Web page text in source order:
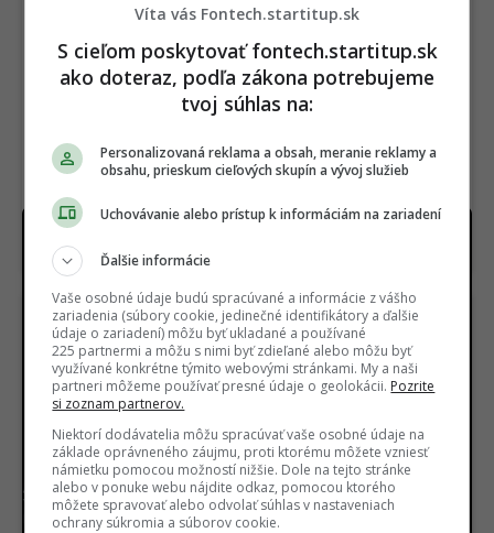
Na Netflix dorazila geniálna novinka aj s
dabingom. Má aj slovenský rukopis
USA našli pod púšťou
surovinový poklad za 152
miliárd dolárov. V ťažbe
im stojí nečakaná
prekážka
Vedci sa vo Venuši celé
roky mýlili. Pod jej
povrchom objavili
procesy, s ktorými sa
ešte nestretli
Víta vás Fontech.startitup.sk
S cieľom poskytovať fontech.startitup.sk
ako doteraz, podľa zákona potrebujeme
tvoj súhlas na:
Personalizovaná reklama a obsah, meranie reklamy a
obsahu, prieskum cieľových skupín a vývoj služieb
Uchovávanie alebo prístup k informáciám na zariadení
Ďalšie informácie
Vaše osobné údaje budú spracúvané a informácie z vášho
zariadenia (súbory cookie, jedinečné identifikátory a ďalšie
údaje o zariadení) môžu byť ukladané a používané
225 partnermi a môžu s nimi byť zdieľané alebo môžu byť
využívané konkrétne týmito webovými stránkami. My a naši
partneri môžeme používať presné údaje o geolokácii. Pozrite
si zoznam partnerov.
Niektorí dodávatelia môžu spracúvať vaše osobné údaje na
základe oprávneného záujmu, proti ktorému môžete vzniesť
námietku pomocou možností nižšie. Dole na tejto stránke
alebo v ponuke webu nájdite odkaz, pomocou ktorého
môžete spravovať alebo odvolať súhlas v nastaveniach
ochrany súkromia a súborov cookie.